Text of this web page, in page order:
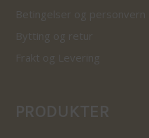
Betingelser og personvern
Bytting og retur
Frakt og Levering
PRODUKTER